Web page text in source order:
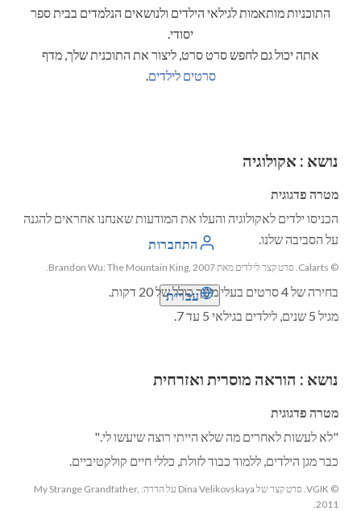
התחברות
עברית
התוכניות מותאמות לגילאי הילדים ולנושאים הנלמדים בבית ספר
יסודי.
אתה יכול גם לחפש סרט סרט, ליצור את התוכנית שלך, מדף
סרטים לילדים
נושא : אקולוגיה
מטרה פדגוגית
הכניסו ילדים לאקולוגיה והעלו את המודעות שאנחנו אחראים להגנה
על הסביבה שלנו.
© Calarts. סרט קצר לילדים מאת Brandon Wu: The Mountain King, 2007.
בחירה של 4 סרטים בעלי משך כולל של 20 דקות.
מגיל 5 שנים, לילדים בגילאי 5 עד 7.
נושא : הוראה מוסרית ואזרחית
מטרה פדגוגית
"לא לעשות לאחרים מה שלא הייתי רוצה שיעשו לי."
כבר מגן הילדים, ללמוד כבוד לזולת, כללי חיים קולקטיביים.
© VGIK. סרט קצר של Dina Velikovskaya על הדרה: My Strange Grandfather,
2011.